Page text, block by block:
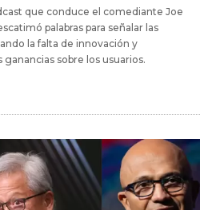
que conduce el comediante Joe
palabras para señalar las
la falta de innovación y
sobre los usuarios.